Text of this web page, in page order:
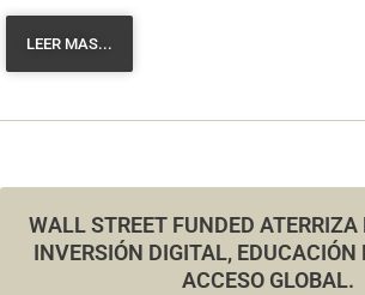
LEER MAS...
WALL STREET FUNDED
INVERSIÓN DIGITAL,
ACCESO GLOBAL.